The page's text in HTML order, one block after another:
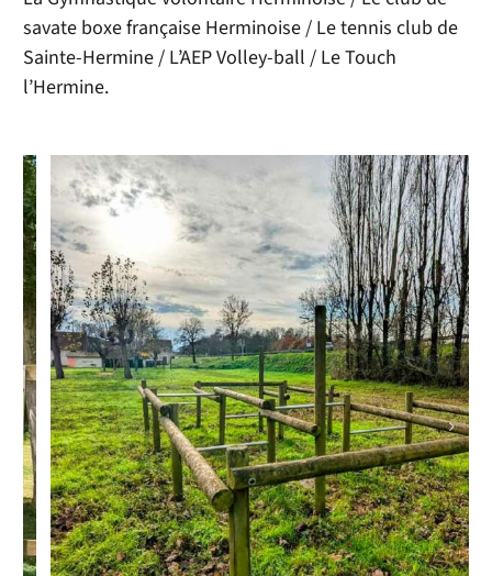
savate boxe française Herminoise / Le tennis club de
Sainte-Hermine / L’AEP Volley-ball / Le Touch
l’Hermine.